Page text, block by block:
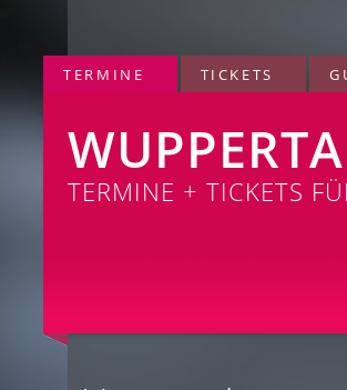
TERMINE TICKETS
TERMINE + TICKETS